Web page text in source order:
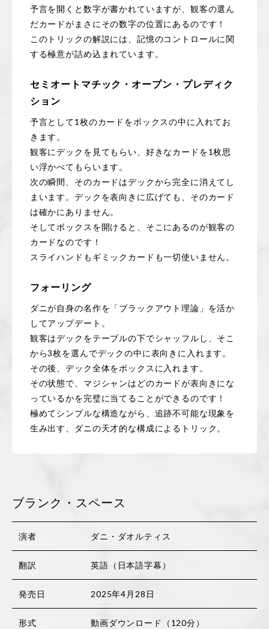
予言を開くと数字が書かれていますが、観客の選ん
だカードがまさにその数字の位置にあるのです！
このトリックの解説には、記憶のコントロールに関
する極意が詰め込まれています。
セミオートマチック・オープン・プレディク
ション
予言として1枚のカードをボックスの中に入れてお
きます。
観客にデックを見てもらい、好きなカードを1枚思
い浮かべてもらいます。
次の瞬間、そのカードはデックから完全に消えてし
まいます。デックを表向きに広げても、そのカード
は確かにありません。
そしてボックスを開けると、そこにあるのが観客の
カードなのです！
スライハンドもギミックカードも一切使いません。
フォーリング
ダニが自身の名作を「ブラックアウト理論」を活か
してアップデート。
観客はデックをテーブルの下でシャッフルし、そこ
から3枚を選んでデックの中に表向きに入れます。
その後、デック全体をボックスに入れます。
その状態で、マジシャンはどのカードが表向きにな
っているかを完璧に当てることができるのです！
極めてシンプルな構造ながら、追跡不可能な現象を
生み出す、ダニの天才的な構成によるトリック。
ブランク・スペース
演者 ダニ・ダオルティス
翻訳 英語（日本語字幕）
発売日 2025年4月28日
形式 動画ダウンロード（120分）